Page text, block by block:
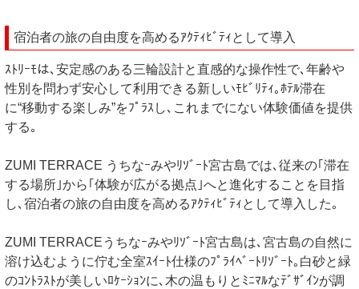
宿泊者の旅の自由度を高めるｱｸﾃｨﾋﾞﾃｨとして導入
ｽﾄﾘｰﾓは､安定感のある三輪設計と直感的な操作性で､年齢や
性別を問わず安心して利用できる新しいﾓﾋﾞﾘﾃｨ｡ﾎﾃﾙ滞在
に“移動する楽しみ”をﾌﾟﾗｽし､これまでにない体験価値を提供
する｡
ZUMI TERRACE うちなｰみやﾘｿﾞｰﾄ宮古島では､従来の｢滞在
する場所｣から｢体験が広がる拠点｣へと進化することを目指
し､宿泊者の旅の自由度を高めるｱｸﾃｨﾋﾞﾃｨとして導入した｡
ZUMI TERRACEうちなｰみやﾘｿﾞｰﾄ宮古島は､宮古島の自然に
溶け込むように佇む全室ｽｲｰﾄ仕様のﾌﾟﾗｲﾍﾞｰﾄﾘｿﾞｰﾄ｡白砂と緑
のｺﾝﾄﾗｽﾄが美しいﾛｹｰｼｮﾝに､木の温もりとﾐﾆﾏﾙなﾃﾞｻﾞｲﾝが調